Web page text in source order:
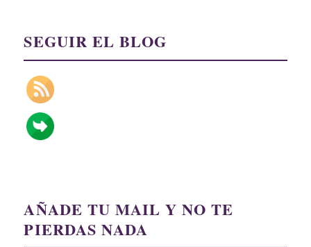
SEGUIR EL BLOG
AÑADE TU MAIL Y NO TE
PIERDAS NADA